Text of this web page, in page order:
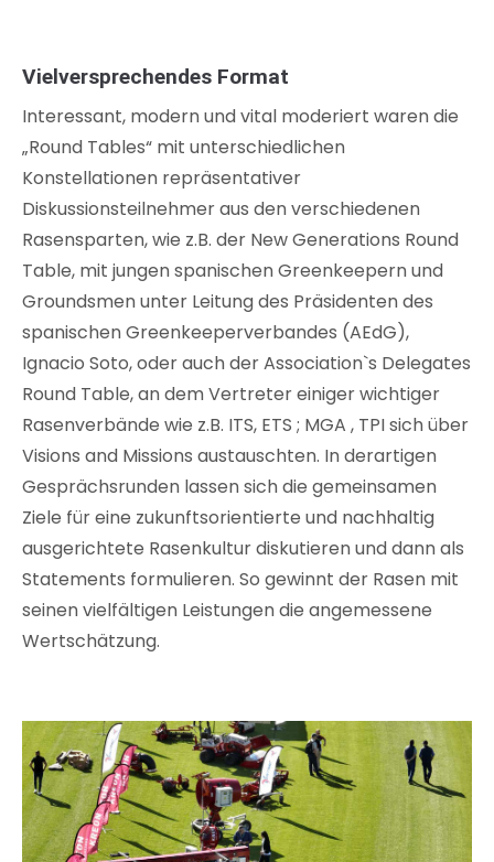
Vielversprechendes Format
Interessant, modern und vital moderiert waren die
„Round Tables“ mit unterschiedlichen
Konstellationen repräsentativer
Diskussionsteilnehmer aus den verschiedenen
Rasensparten, wie z.B. der New Generations Round
Table, mit jungen spanischen Greenkeepern und
Groundsmen unter Leitung des Präsidenten des
spanischen Greenkeeperverbandes (AEdG),
Ignacio Soto, oder auch der Association`s Delegates
Round Table, an dem Vertreter einiger wichtiger
Rasenverbände wie z.B. ITS, ETS ; MGA , TPI sich über
Visions and Missions austauschten. In derartigen
Gesprächsrunden lassen sich die gemeinsamen
Ziele für eine zukunftsorientierte und nachhaltig
ausgerichtete Rasenkultur diskutieren und dann als
Statements formulieren. So gewinnt der Rasen mit
seinen vielfältigen Leistungen die angemessene
Wertschätzung.